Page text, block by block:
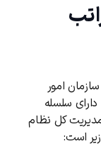
امور
سلسله‌
کل نظام
است: